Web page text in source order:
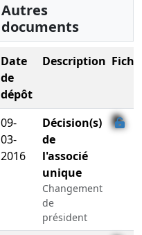
Autres
documents
Date
de
dépôt
Description
09-
03-
2016
Décision(s)
de
l'associé
unique
Changement
de
président